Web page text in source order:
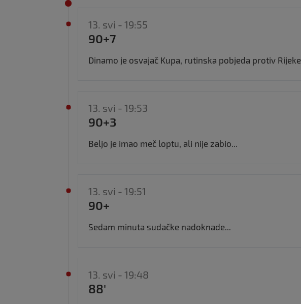
13. svi - 19:55
90+7
Dinamo je osvajač Kupa, rutinska pobjeda protiv Rijeke
13. svi - 19:53
90+3
Beljo je imao meč loptu, ali nije zabio...
13. svi - 19:51
90+
Sedam minuta sudačke nadoknade...
13. svi - 19:48
88'